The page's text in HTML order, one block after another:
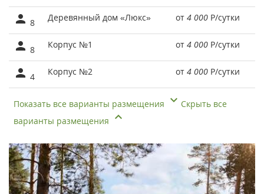
8 Деревянный дом «Люкс» от 4 000 Р/сутки
8 Корпус №1 от 4 000 Р/сутки
4 Корпус №2 от 4 000 Р/сутки
Показать все варианты размещения
Скрыть все
варианты размещения